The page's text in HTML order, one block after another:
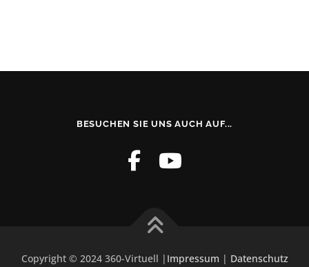
BESUCHEN SIE UNS AUCH AUF...
Copyright © 2024 360-Virtuell | Impressum | Datenschutz